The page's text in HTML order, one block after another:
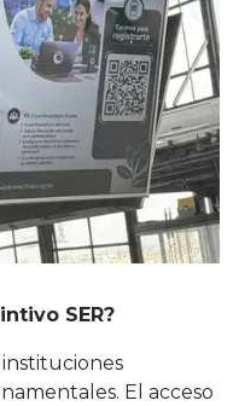
SER?
instituciones
El acceso